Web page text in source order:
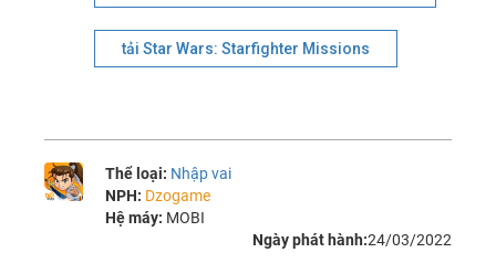
tải Star Wars: Starfighter Missions
Thể loại: Nhập vai
NPH: Dzogame
Hệ máy: MOBI
Ngày phát hành:24/03/2022